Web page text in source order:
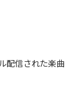
配信された楽曲